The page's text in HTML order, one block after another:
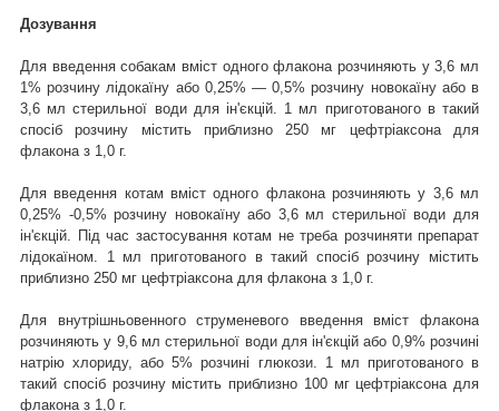
Дозування
Для введення собакам вміст одного флакона розчиняють у 3,6 мл
1% розчину лідокаїну або 0,25% — 0,5% розчину новокаїну або в
3,6 мл стерильної води для ін'єкцій. 1 мл приготованого в такий
спосіб розчину містить приблизно 250 мг цефтріаксона для
флакона з 1,0 г.
Для введення котам вміст одного флакона розчиняють у 3,6 мл
0,25% -0,5% розчину новокаїну або 3,6 мл стерильної води для
ін'єкцій. Під час застосування котам не треба розчиняти препарат
лідокаїном. 1 мл приготованого в такий спосіб розчину містить
приблизно 250 мг цефтріаксона для флакона з 1,0 г.
Для внутрішньовенного струменевого введення вміст флакона
розчиняють у 9,6 мл стерильної води для ін'єкцій або 0,9% розчині
натрію хлориду, або 5% розчині глюкози. 1 мл приготованого в
такий спосіб розчину містить приблизно 100 мг цефтріаксона для
флакона з 1,0 г.